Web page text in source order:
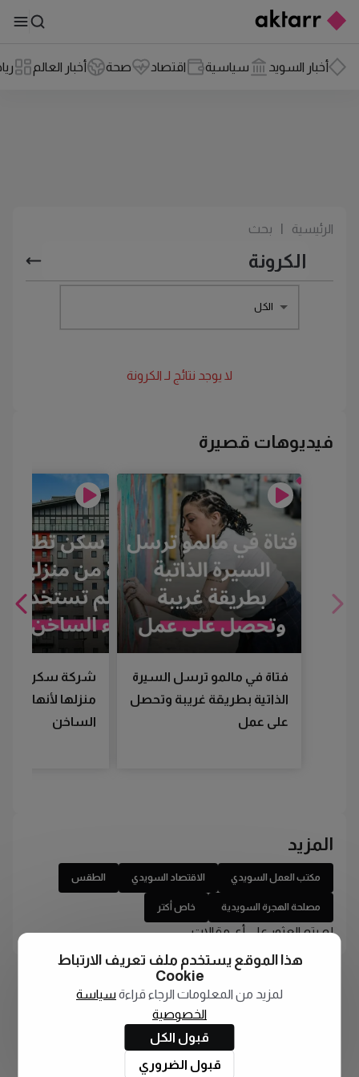
أخبار السويد سياسية اقتصاد صحة أخبار العالم
الرئيسية بحث
الكل
لا يوجد نتائج لـ الكرونة
فيديوهات قصيرة
فتاة في مالمو ترسل السيرة
الذاتية بطريقة غريبة وتحصل
على عمل
شركة سكن
منزلها لأنها لم
الساخن
المزيد
مكتب العمل السويدي الاقتصاد السويدي الطقس
مصلحة الهجرة السويدية خاص أكتر
لم يتم العثور على أي مقالات
هذا الموقع يستخدم ملف تعريف الارتباط
Cookie
لمزيد من المعلومات الرجاء قراءة سياسة
الخصوصية
قبول الكل
قبول الضروري